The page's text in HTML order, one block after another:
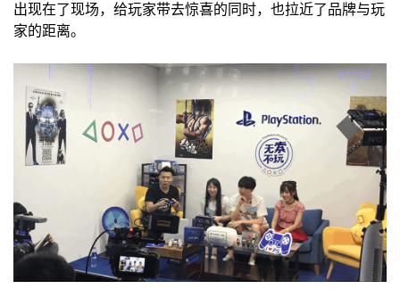
出现在了现场，给玩家带去惊喜的同时，也拉近了品牌与玩
家的距离。